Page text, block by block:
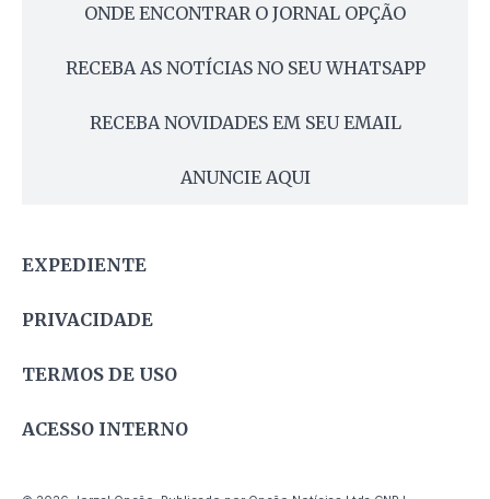
ONDE ENCONTRAR O JORNAL OPÇÃO
RECEBA AS NOTÍCIAS NO SEU WHATSAPP
RECEBA NOVIDADES EM SEU EMAIL
ANUNCIE AQUI
EXPEDIENTE
PRIVACIDADE
TERMOS DE USO
ACESSO INTERNO